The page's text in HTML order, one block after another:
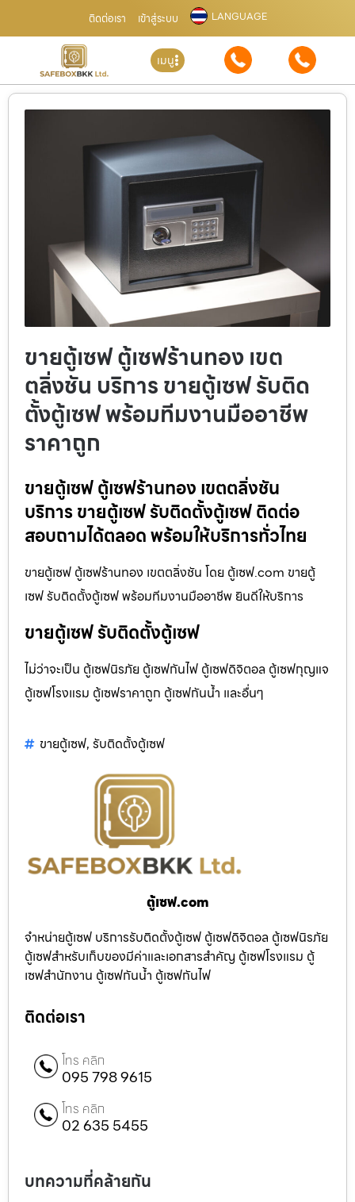
ติดต่อเรา เข้าสู่ระบบ LANGUAGE
เมนู
ขายตู้เซฟ ตู้เซฟร้านทอง เขต
ตลิ่งชัน บริการ ขายตู้เซฟ รับติด
ตั้งตู้เซฟ พร้อมทีมงานมืออาชีพ
ราคาถูก
ขายตู้เซฟ ตู้เซฟร้านทอง เขตตลิ่งชัน
บริการ ขายตู้เซฟ รับติดตั้งตู้เซฟ ติดต่อ
สอบถามได้ตลอด พร้อมให้บริการทั่วไทย
ขายตู้เซฟ ตู้เซฟร้านทอง เขตตลิ่งชัน โดย ตู้เซฟ.com ขายตู้
เซฟ รับติดตั้งตู้เซฟ พร้อมทีมงานมืออาชีพ ยินดีให้บริการ
ขายตู้เซฟ รับติดตั้งตู้เซฟ
ไม่ว่าจะเป็น ตู้เซฟนิรภัย ตู้เซฟกันไฟ ตู้เซฟดิจิตอล ตู้เซฟกุญแจ
ตู้เซฟโรงแรม ตู้เซฟราคาถูก ตู้เซฟกันน้ำ และอื่นๆ
ขายตู้เซฟ, รับติดตั้งตู้เซฟ
ตู้เซฟ.com
จำหน่ายตู้เซฟ บริการรับติดตั้งตู้เซฟ ตู้เซฟดิจิตอล ตู้เซฟนิรภัย
ตู้เซฟสำหรับเก็บของมีค่าและเอกสารสำคัญ ตู้เซฟโรงแรม ตู้
เซฟสำนักงาน ตู้เซฟกันน้ำ ตู้เซฟกันไฟ
ติดต่อเรา
โทร คลิก
095 798 9615
โทร คลิก
02 635 5455
บทความที่คล้ายกัน